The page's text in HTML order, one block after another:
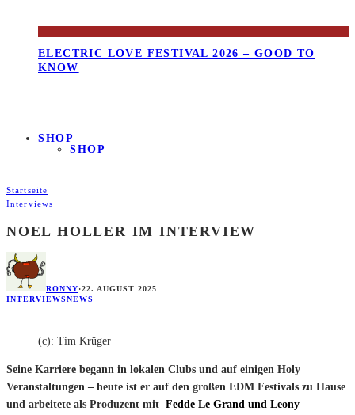
ELECTRIC LOVE FESTIVAL 2026 – GOOD TO
KNOW
SHOP
SHOP
Startseite
Interviews
NOEL HOLLER IM INTERVIEW
RONNY·22. AUGUST 2025
INTERVIEWSNEWS
(c): Tim Krüger
Seine Karriere begann in lokalen Clubs und auf einigen Holy
Veranstaltungen – heute ist er auf den großen EDM Festivals zu Hause
und arbeitete als Produzent mit Fedde Le Grand und Leony